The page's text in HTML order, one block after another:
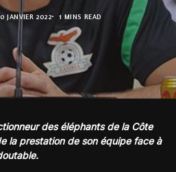
JANVIER 2022 1 MINS READ
des éléphants de la Côte
la prestation de son équipe face à